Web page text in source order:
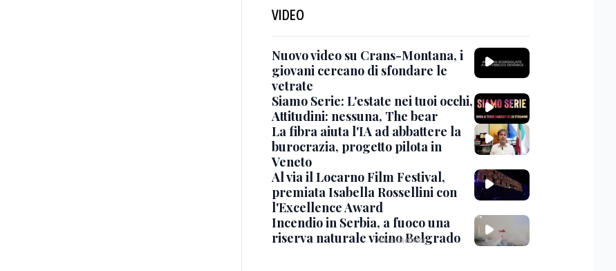
VIDEO
Nuovo video su Crans-Montana, i
giovani cercano di sfondare le
vetrate
Siamo Serie: L'estate nei tuoi occhi,
Attitudini: nessuna, The bear
La fibra aiuta l'IA ad abbattere la
burocrazia, progetto pilota in
Veneto
Al via il Locarno Film Festival,
premiata Isabella Rossellini con
l'Excellence Award
Incendio in Serbia, a fuoco una
riserva naturale vicino Belgrado